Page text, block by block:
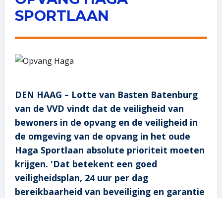
SPORTLAAN
DEN HAAG – Lotte van Basten Batenburg
van de VVD vindt dat de veiligheid van
bewoners in de opvang en de veiligheid in
de omgeving van de opvang in het oude
Haga Sportlaan absolute prioriteit moeten
krijgen. 'Dat betekent een goed
veiligheidsplan, 24 uur per dag
bereikbaarheid van beveiliging en garantie